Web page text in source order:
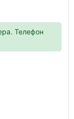
Телефон